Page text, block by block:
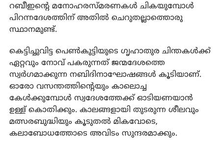
റബീഇന്റെ മനോഹരസ്മരണകൾ ചികയുമ്പോൾ
പിറന്നദേശത്തിന് അതിൽ ചെറുതല്ലാത്തൊരു
സ്ഥാനമുണ്ട്.
കെട്ടിച്ചുവിട്ട പെൺകുട്ടിയുടെ ഗൃഹാതുര ചിന്തകൾക്ക്
ഏറ്റവും നോവ് പകരുന്നത് ജന്മദേശത്തെ
സ്വർഗമാക്കുന്ന നബിദിനാഘോഷങ്ങൾ കൂടിയാണ്.
ഓരോ വസന്തത്തിന്റെയും കാലൊച്ച
കേൾക്കുമ്പോൾ സ്വദേശത്തേക്ക് ഓടിയണയാൻ
ഉള്ള് കൊതിക്കും. കാലങ്ങളായി തുടരുന്ന ശീലവും
മത്സരബുദ്ധിയും കൂടുതൽ മികവോടെ,
കലാബോധത്തോടെ അവിടം സുന്ദരമാക്കും.